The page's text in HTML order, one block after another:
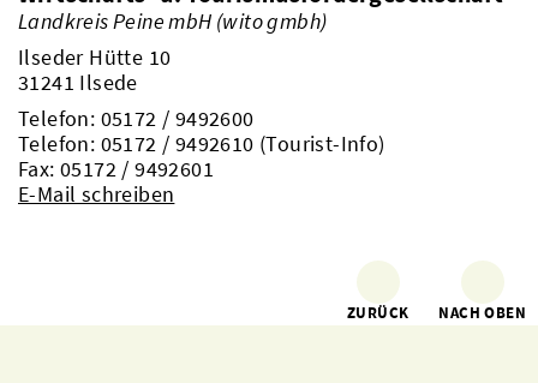
Landkreis Peine mbH (wito gmbh)
Ilseder Hütte 10
31241 Ilsede
Telefon: 05172 / 9492600
Telefon: 05172 / 9492610 (Tourist-Info)
Fax: 05172 / 9492601
E-Mail schreiben
ZURÜCK NACH OBEN